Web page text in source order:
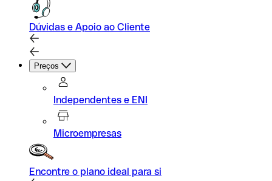
Dúvidas e Apoio ao Cliente
Preços
Independentes e ENI
Microempresas
Encontre o plano ideal para si